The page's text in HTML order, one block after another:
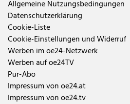
Allgemeine Nutzungsbedingungen
Datenschutzerklärung
Cookie-Liste
Cookie-Einstellungen und Widerruf
Werben im oe24-Netzwerk
Werben auf oe24TV
Pur-Abo
Impressum von oe24.at
Impressum von oe24.tv